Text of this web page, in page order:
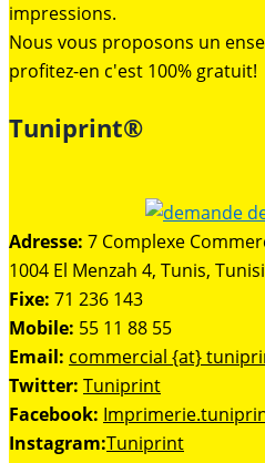
impressions.
Nous vous proposons un
profitez-en c'est 100% gratuit!
Tuniprint®
Adresse: 7 Complexe
1004 El Menzah 4, Tunis,
Fixe: 71 236 143
Mobile: 55 11 88 55
Email: commercial {at}
Twitter: Tuniprint
Facebook:
Instagram:Tuniprint